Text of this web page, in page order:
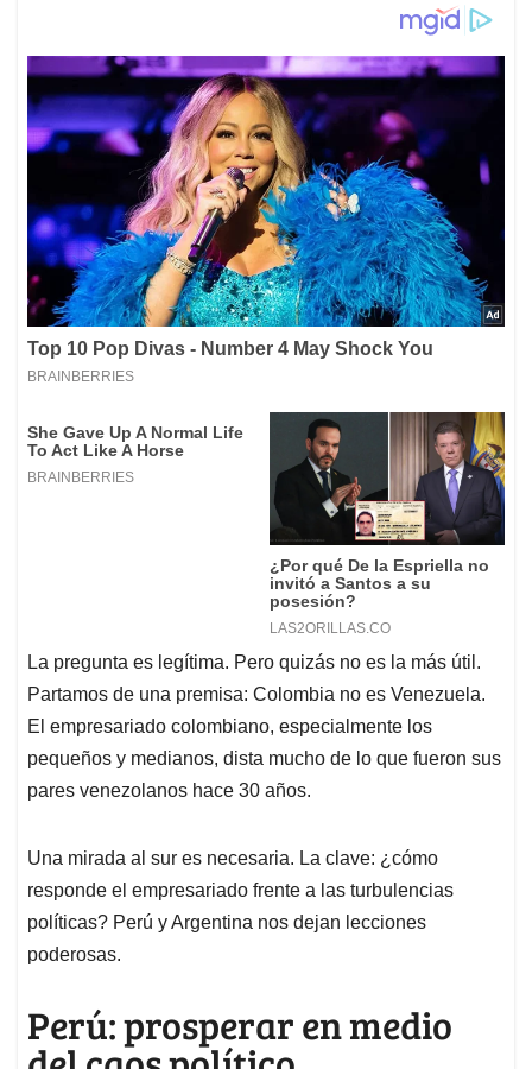
La pregunta es legítima. Pero quizás no es la más útil.
Partamos de una premisa: Colombia no es Venezuela.
El empresariado colombiano, especialmente los
pequeños y medianos, dista mucho de lo que fueron sus
pares venezolanos hace 30 años.
Una mirada al sur es necesaria. La clave: ¿cómo
responde el empresariado frente a las turbulencias
políticas? Perú y Argentina nos dejan lecciones
poderosas.
Perú: prosperar en medio